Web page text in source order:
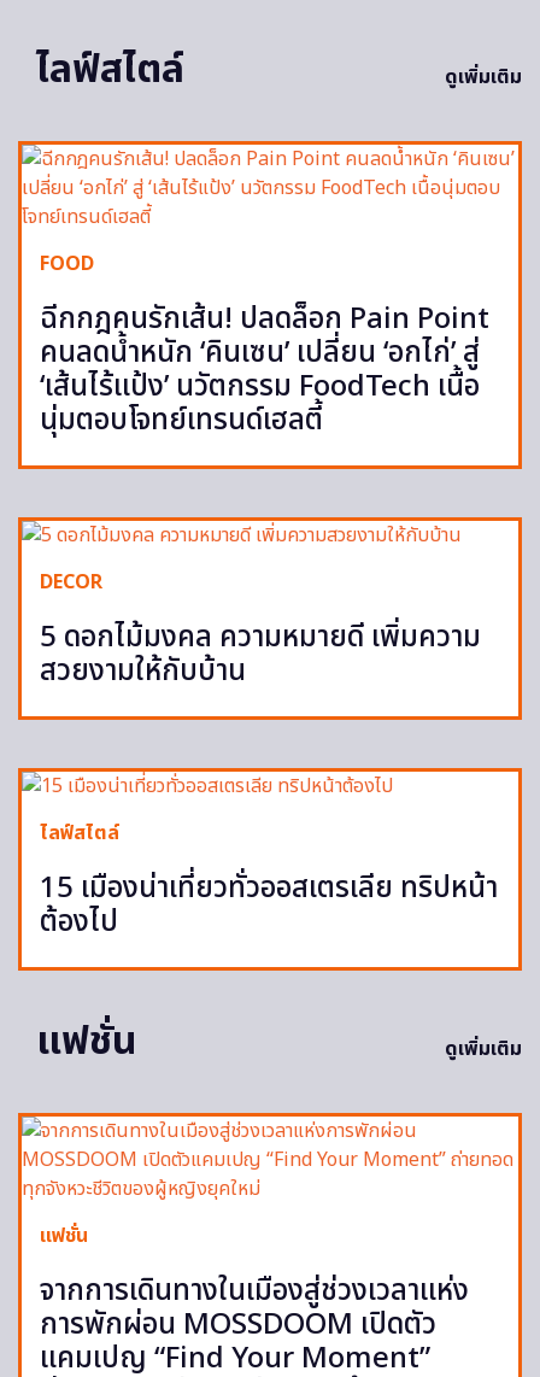
ไลฟ์สไตล์
ดูเพิ่มเติม
FOOD
ฉีกกฎคนรักเส้น! ปลดล็อก Pain Point
คนลดน้ำหนัก ‘คินเซน’ เปลี่ยน ‘อกไก่’ สู่
‘เส้นไร้แป้ง’ นวัตกรรม FoodTech เนื้อ
นุ่มตอบโจทย์เทรนด์เฮลตี้
DECOR
5 ดอกไม้มงคล ความหมายดี เพิ่มความ
สวยงามให้กับบ้าน
ไลฟ์สไตล์
15 เมืองน่าเที่ยวทั่วออสเตรเลีย ทริปหน้า
ต้องไป
แฟชั่น ดูเพิ่มเติม
แฟชั่น
จากการเดินทางในเมืองสู่ช่วงเวลาแห่ง
การพักผ่อน MOSSDOOM เปิดตัว
แคมเปญ “Find Your Moment”